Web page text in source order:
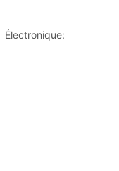
Électronique: